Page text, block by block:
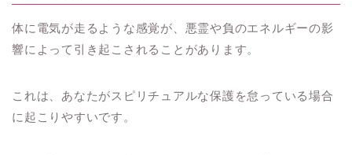
体に電気が走るような感覚が、悪霊や負のエネルギーの影
響によって引き起こされることがあります。
これは、あなたがスピリチュアルな保護を怠っている場合
に起こりやすいです。